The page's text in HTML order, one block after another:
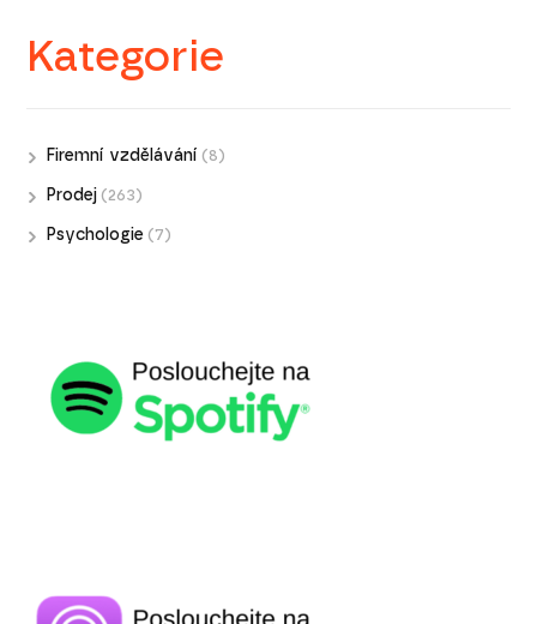
Kategorie
Firemní vzdělávání (8)
Prodej (263)
Psychologie (7)